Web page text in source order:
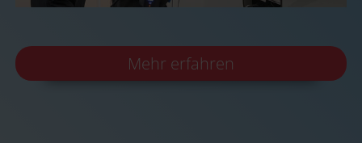
Mehr erfahren